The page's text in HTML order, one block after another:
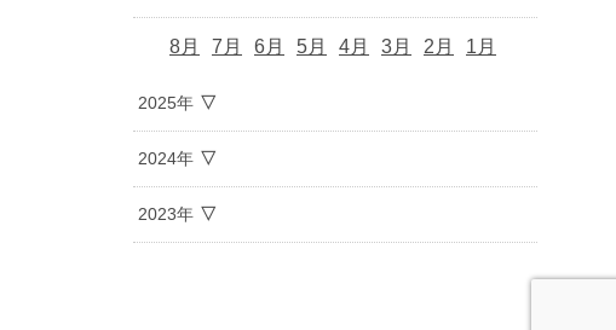
8月 7月 6月 5月 4月 3月 2月 1月
2025年
2024年
2023年